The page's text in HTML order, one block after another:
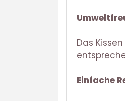
Das
Einfache